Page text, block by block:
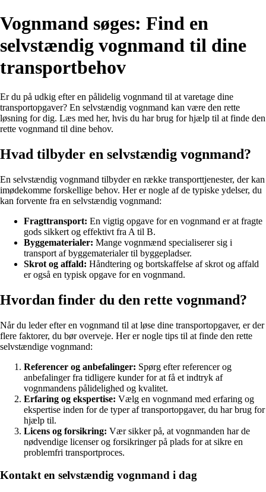
Vognmand søges: Find en
selvstændig vognmand til dine
transportbehov
Er du på udkig efter en pålidelig vognmand til at varetage dine
transportopgaver? En selvstændig vognmand kan være den rette
løsning for dig. Læs med her, hvis du har brug for hjælp til at finde den
rette vognmand til dine behov.
Hvad tilbyder en selvstændig vognmand?
En selvstændig vognmand tilbyder en række transporttjenester, der kan
imødekomme forskellige behov. Her er nogle af de typiske ydelser, du
kan forvente fra en selvstændig vognmand:
Fragttransport: En vigtig opgave for en vognmand er at fragte
gods sikkert og effektivt fra A til B.
Byggematerialer: Mange vognmænd specialiserer sig i
transport af byggematerialer til byggepladser.
Skrot og affald: Håndtering og bortskaffelse af skrot og affald
er også en typisk opgave for en vognmand.
Hvordan finder du den rette vognmand?
Når du leder efter en vognmand til at løse dine transportopgaver, er der
flere faktorer, du bør overveje. Her er nogle tips til at finde den rette
selvstændige vognmand:
Referencer og anbefalinger: Spørg efter referencer og
anbefalinger fra tidligere kunder for at få et indtryk af
vognmandens pålidelighed og kvalitet.
Erfaring og ekspertise: Vælg en vognmand med erfaring og
ekspertise inden for de typer af transportopgaver, du har brug for
hjælp til.
Licens og forsikring: Vær sikker på, at vognmanden har de
nødvendige licenser og forsikringer på plads for at sikre en
problemfri transportproces.
Kontakt en selvstændig vognmand i dag